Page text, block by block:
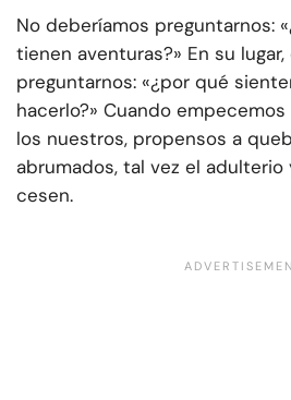
No deberíamos preguntarnos:
tienen aventuras?» En su
preguntarnos: «¿por qué
hacerlo?» Cuando
los nuestros, propensos a
abrumados, tal vez el
cesen.